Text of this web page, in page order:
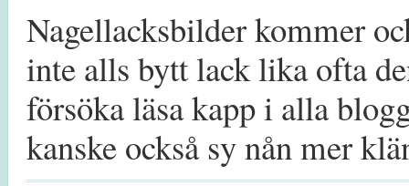
Nagellacksbilder kommer
inte alls bytt lack lika ofta
försöka läsa kapp i alla
kanske också sy nån mer